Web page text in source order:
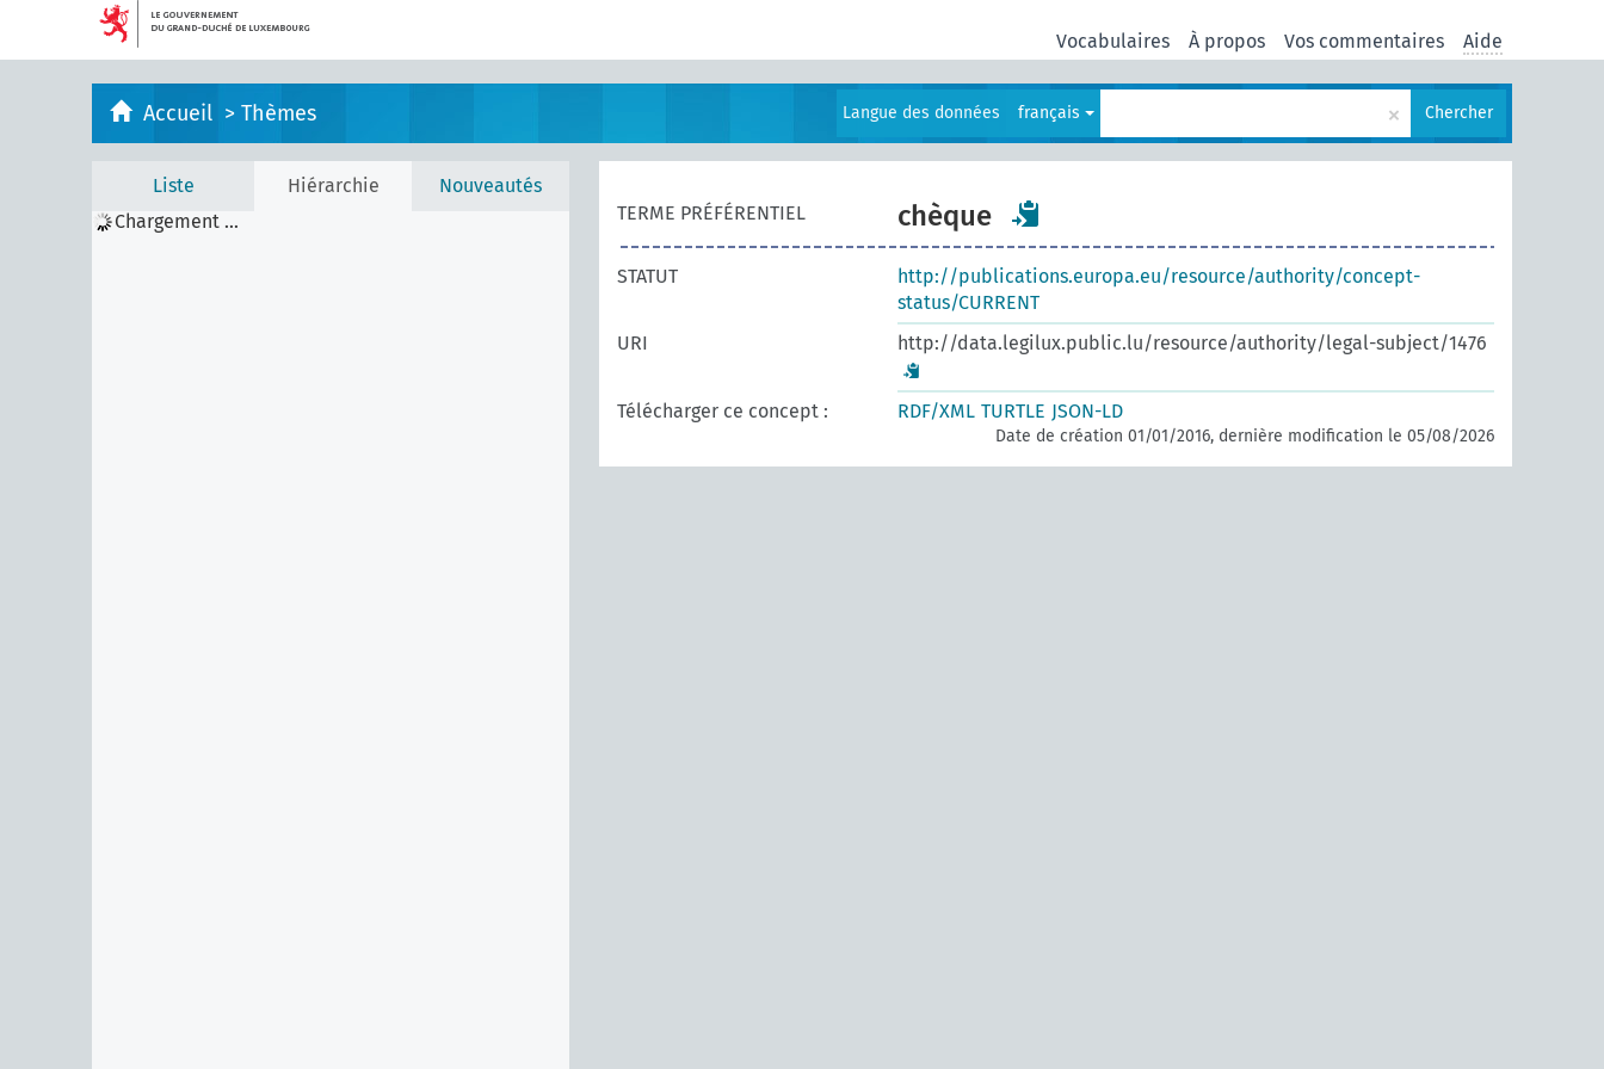
Vocabulaires À propos Vos commentaires Aide
Accueil > Thèmes Langue des données français × Chercher
Liste Hiérarchie
Nouveautés
Chargement ...
TERME PRÉFÉRENTIEL chèque
STATUT
http://publications.europa.eu/resource/authority/concept-
status/CURRENT
URI
http://data.legilux.public.lu/resource/authority/legal-subject/1476
Télécharger ce concept : RDF/XML TURTLE JSON-LD
Date de création 01/01/2016, dernière modification le 05/08/2026